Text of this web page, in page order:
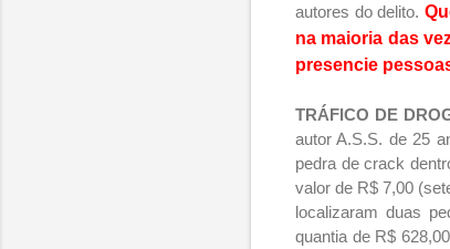
autores do delito.
na maioria das
presencie
TRÁFICO DE
autor A.S.S. de 25
pedra de crack
valor de R$ 7,00
localizaram duas
quantia de R$